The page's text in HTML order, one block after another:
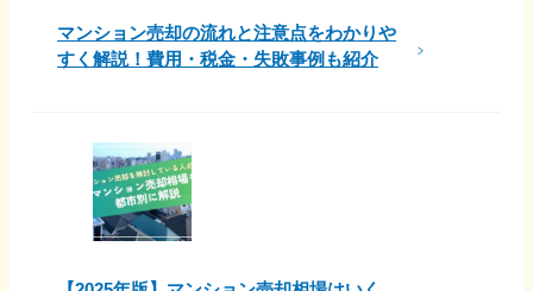
マンション売却の流れと注意点をわかりや
すく解説！費用・税金・失敗事例も紹介